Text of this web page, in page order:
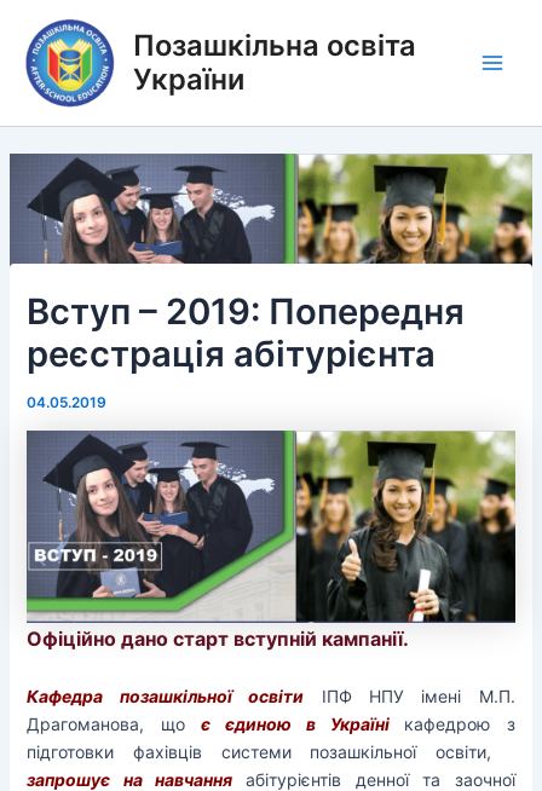
вмісту
Позашкільна освіта
України
Вступ – 2019: Попередня
реєстрація абітурієнта
04.05.2019
Офіційно дано старт вступній кампанії.
Кафедра позашкільної освіти ІПФ НПУ імені М.П.
Драгоманова, що є єдиною в Україні кафедрою з
підготовки фахівців системи позашкільної освіти,
запрошує на навчання абітурієнтів денної та заочної